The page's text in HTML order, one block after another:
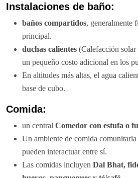
Instalaciones de baño:
baños compartidos, generalmente
principal.
duchas calientes (Calefacción solar
un pequeño costo adicional en los
En altitudes más altas, el agua
base de cubo.
Comida:
un central Comedor con estufa o
Un ambiente de comida
pueden interactuar entre sí.
Las comidas incluyen Dal Bhat,